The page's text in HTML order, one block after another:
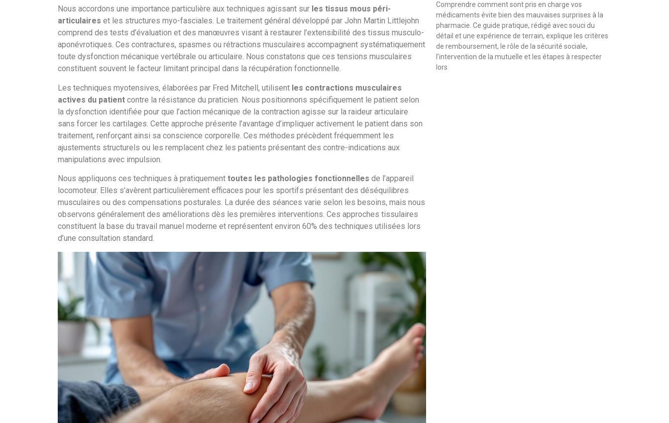
Comprendre comment sont pris en charge vos
médicaments évite bien des mauvaises surprises à la
pharmacie. Ce guide pratique, rédigé avec souci du
détail et une expérience de terrain, explique les critères
de remboursement, le rôle de la sécurité sociale,
l’intervention de la mutuelle et les étapes à respecter
lors
Nous accordons une importance particulière aux techniques agissant sur les tissus mous péri-
articulaires et les structures myo-fasciales. Le traitement général développé par John Martin Littlejohn
comprend des tests d’évaluation et des manœuvres visant à restaurer l’extensibilité des tissus musculo-
aponévrotiques. Ces contractures, spasmes ou rétractions musculaires accompagnent systématiquement
toute dysfonction mécanique vertébrale ou articulaire. Nous constatons que ces tensions musculaires
constituent souvent le facteur limitant principal dans la récupération fonctionnelle.
Les techniques myotensives, élaborées par Fred Mitchell, utilisent les contractions musculaires
actives du patientcontre la résistance du praticien. Nous positionnons spécifiquement le patient selon
la dysfonction identifiée pour que l’action mécanique de la contraction agisse sur la raideur articulaire
sans forcer les cartilages. Cette approche présente l’avantage d’impliquer activement le patient dans son
traitement, renforçant ainsi sa conscience corporelle. Ces méthodes précèdent fréquemment les
ajustements structurels ou les remplacent chez les patients présentant des contre-indications aux
manipulations avec impulsion.
Nous appliquons ces techniques à pratiquement toutes les pathologies fonctionnelles de l’appareil
locomoteur. Elles s’avèrent particulièrement efficaces pour les sportifs présentant des déséquilibres
musculaires ou des compensations posturales. La durée des séances varie selon les besoins, mais nous
observons généralement des améliorations dès les premières interventions. Ces approches tissulaires
constituent la base du travail manuel moderne et représentent environ 60% des techniques utilisées lors
d’une consultation standard.